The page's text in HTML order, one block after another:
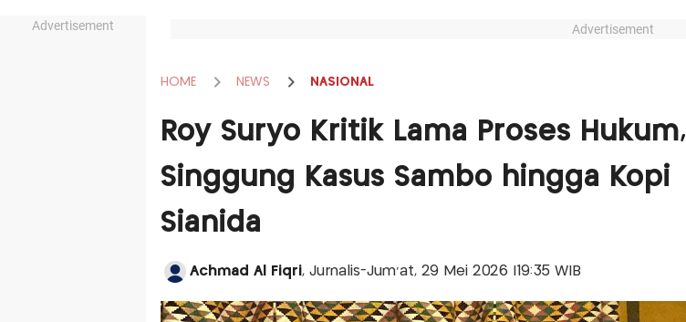
Advertisement Advertisement
HOME NEWS NASIONAL
Roy Suryo Kritik Lama Proses Hukum,
Singgung Kasus Sambo hingga Kopi
Sianida
Achmad Al Fiqri, Jurnalis-Jum'at, 29 Mei 2026 |19:35 WIB